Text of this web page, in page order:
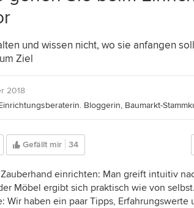
und wissen nicht, wo sie anfangen
Ziel
2018
Gefällt mir 34
einrichten: Man greift intuitiv
Möbel ergibt sich praktisch wie von
Wir haben ein paar Tipps, Erfahrungswerte